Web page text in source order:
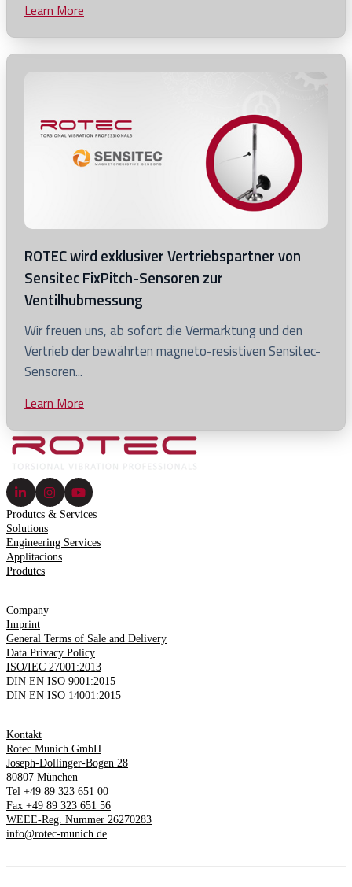
von
in
Mess-
Analyselösung
/
Learn More
ROTEC wird exklusiver Vertriebspartner von
Sensitec FixPitch-Sensoren zur
Ventilhubmessung
Click
to
view
wird
Vertriebspartner
Sensitec
FixPitch-
Sensoren
zur
Ventilhubmessung
Wir freuen uns, ab sofort die Vermarktung und den
Vertrieb der bewährten magneto-resistiven Sensitec-
Sensoren...
Learn More
view
blog
post
Produtcs & Services
Solutions
Engineering Services
Applitacions
Produtcs
Company
Imprint
General Terms of Sale and Delivery
Data Privacy Policy
ISO/IEC 27001:2013
DIN EN ISO 9001:2015
DIN EN ISO 14001:2015
Kontakt
Rotec Munich GmbH
Joseph-Dollinger-Bogen 28
80807 München
Tel +49 89 323 651 00
Fax +49 89 323 651 56
WEEE-Reg. Nummer 26270283
info@rotec-munich.de